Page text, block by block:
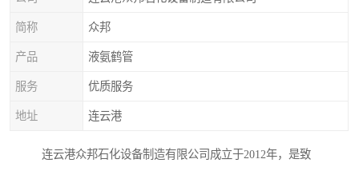
简称 众邦
产品 液氨鹤管
服务 优质服务
地址 连云港
连云港众邦石化设备制造有限公司成立于2012年，是致